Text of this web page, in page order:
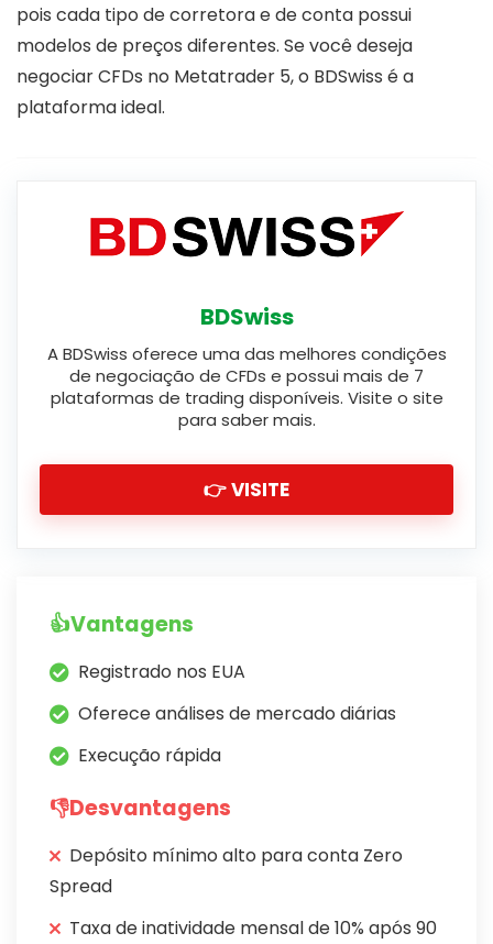
pois cada tipo de corretora e de conta possui
modelos de preços diferentes. Se você deseja
negociar CFDs no Metatrader 5, o BDSwiss é a
plataforma ideal.
BDSwiss
A BDSwiss oferece uma das melhores condições
de negociação de CFDs e possui mais de 7
plataformas de trading disponíveis. Visite o site
para saber mais.
👉 VISITE
👍Vantagens
Registrado nos EUA
Oferece análises de mercado diárias
Execução rápida
👎Desvantagens
Depósito mínimo alto para conta Zero
Spread
Taxa de inatividade mensal de 10% após 90